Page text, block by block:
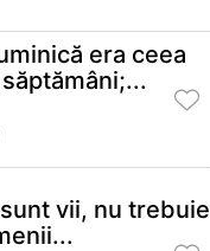
era ceea
vii, nu trebuie